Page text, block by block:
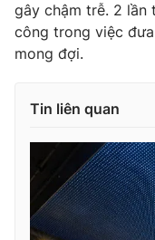
Photo
Video
VTV Money
VTV Sức khoẻ
Thị trường 24h
gây chậm trễ. 2 lần
công trong việc
mong đợi.
Tin liên quan